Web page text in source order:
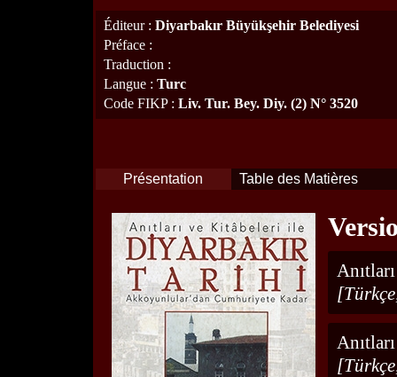
Éditeur: Diyarbakır Büyükşehir Belediyesi
Préface :
Traduction :
Langue : Turc
Code FIKP: Liv. Tur. Bey. Diy. (2) N° 3520
Présentation Table des Matières